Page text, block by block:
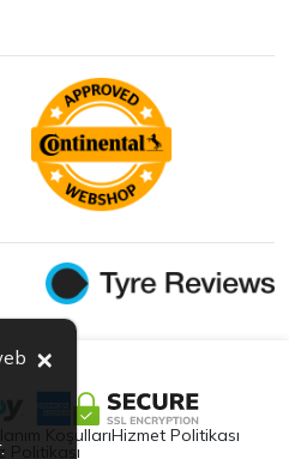
KoşullarıHizmet Politikası
Politikası
×